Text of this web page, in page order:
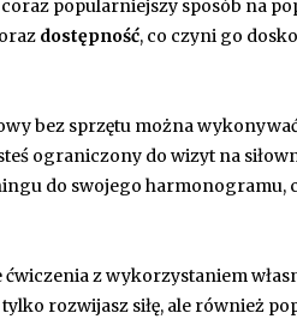
popularniejszy sposób na
oraz dostępność, co czyni go
bez sprzętu można
ograniczony do wizyt na
do swojego
ćwiczenia z wykorzystaniem
tylko rozwijasz siłę, ale również